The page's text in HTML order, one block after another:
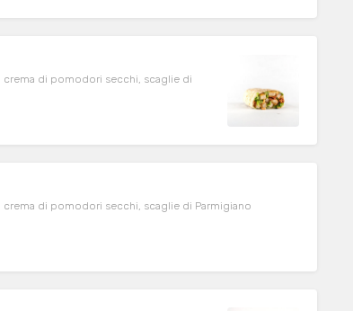
di pomodori secchi, scaglie di
di pomodori secchi, scaglie di Parmigiano